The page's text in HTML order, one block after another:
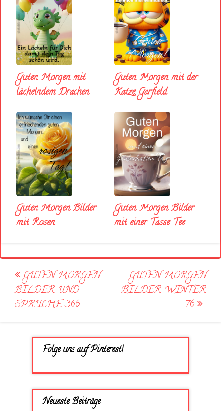
Guten Morgen mit
lächelndem Drachen
Guten Morgen mit der
Katze Garfield
Guten Morgen Bilder
mit Rosen
Guten Morgen Bilder
mit einer Tasse Tee
Post
navigation
GUTEN MORGEN
BILDER UND
SPRÜCHE 366
GUTEN MORGEN
BILDER WINTER
76
Folge uns auf Pinterest!
Neueste Beiträge